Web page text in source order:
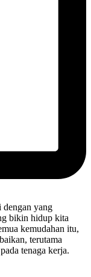
yang
bikin hidup kita
kemudahan itu,
terutama
tenaga kerja.